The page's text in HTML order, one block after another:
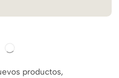
productos,